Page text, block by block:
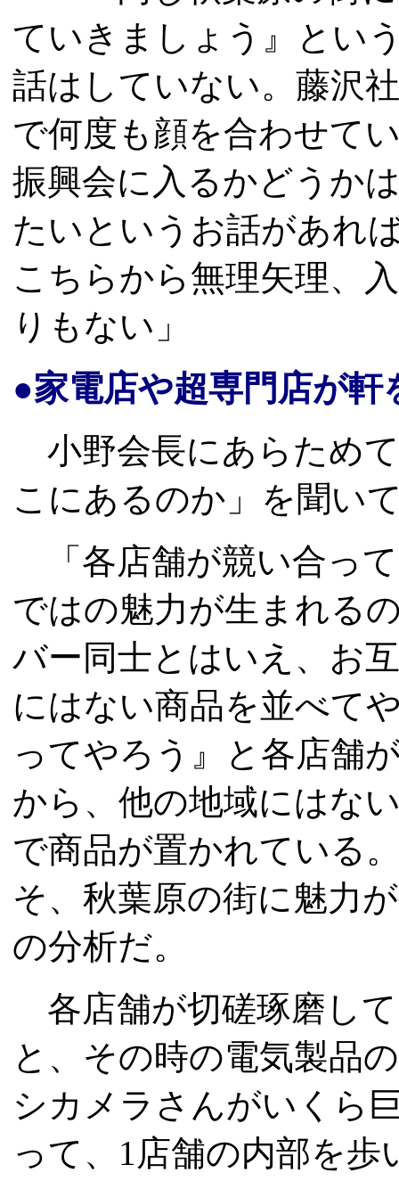
ていきましょう』とい
話はしていない。藤沢
で何度も顔を合わせて
振興会に入るかどうか
たいというお話があれ
こちらから無理矢理、
りもない」
●家電店や超専門店が軒
小野会長にあらため
こにあるのか」を聞い
「各店舗が競い合っ
ではの魅力が生まれる
バー同士とはいえ、お
にはない商品を並べて
ってやろう』と各店舗
から、他の地域にはな
で商品が置かれている
そ、秋葉原の街に魅力
の分析だ。
各店舗が切磋琢磨し
と、その時の電気製品
シカメラさんがいくら
って、1店舗の内部を